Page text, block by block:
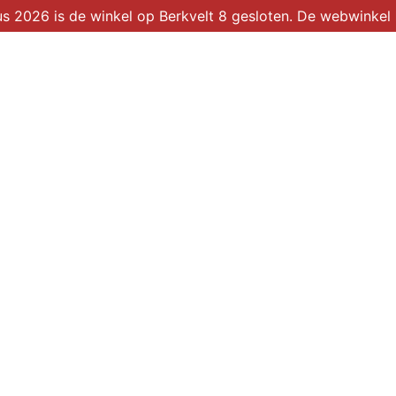
2026 is de winkel op Berkvelt 8 gesloten. De